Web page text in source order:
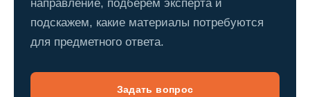
подскажем, какие материалы потребуются
для предметного ответа.
Задать вопрос